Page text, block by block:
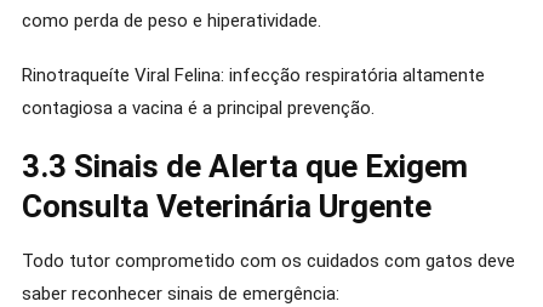
como perda de peso e hiperatividade.
Rinotraqueíte Viral Felina: infecção respiratória altamente
contagiosa a vacina é a principal prevenção.
3.3 Sinais de Alerta que Exigem
Consulta Veterinária Urgente
Todo tutor comprometido com os cuidados com gatos deve
saber reconhecer sinais de emergência: